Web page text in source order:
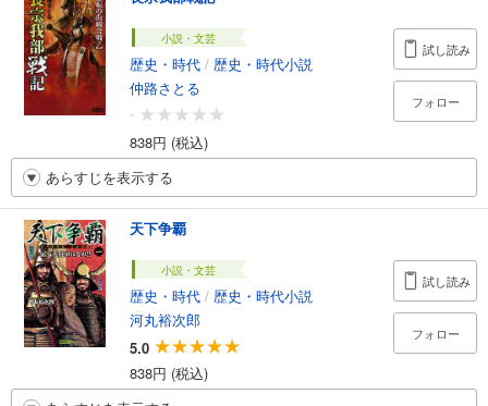
小説・文芸
歴史・時代 / 歴史・時代小説
仲路さとる
-
838円 (税込)
試し読み
フォロー
あらすじを表示する
天下争覇
小説・文芸
歴史・時代 / 歴史・時代小説
河丸裕次郎
5.0
838円 (税込)
試し読み
フォロー